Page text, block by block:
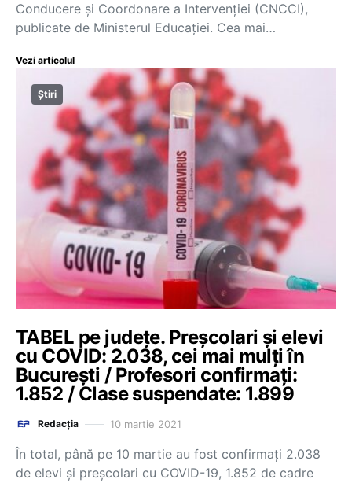
Conducere și Coordonare a Intervenției (CNCCI),
publicate de Ministerul Educației. Cea mai…
Vezi articolul
Știri
TABEL pe județe. Preșcolari și elevi
cu COVID: 2.038, cei mai mulți în
București / Profesori confirmați:
1.852 / Clase suspendate: 1.899
Redacția 10 martie 2021
În total, până pe 10 martie au fost confirmați 2.038
de elevi și preșcolari cu COVID-19, 1.852 de cadre